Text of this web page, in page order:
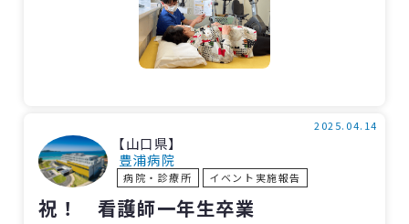
習慣の改善とともに、セルフケアによる増悪予
防が鍵となります。
そこで、患者教育の継続によるセルフケアの
月1回を基本とし、30分程度の面談を行ないま
す。
退院後は疾患管理が不十分になる場合も。ま
ずは心不全を持ちながらの療養生活をねぎらう
【山口県】
豊浦病院
病院・診療所 イベント実施報告
2025.04.14
祝！ 看護師一年生卒業